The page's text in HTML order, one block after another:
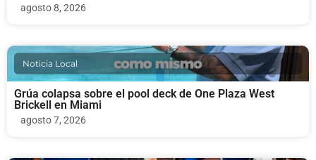
agosto 8, 2026
Noticia Local
Grúa colapsa sobre el pool deck de One Plaza West
Brickell en Miami
agosto 7, 2026